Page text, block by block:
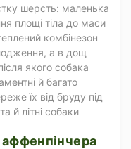
шерсть: маленька
площі тіла до маси
комбінезон
а в дощ
якого собака
й багато
їх від бруду під
й літні собаки